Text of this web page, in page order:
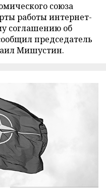
союза
работы интернет-
соглашению об
председатель
Мишустин.